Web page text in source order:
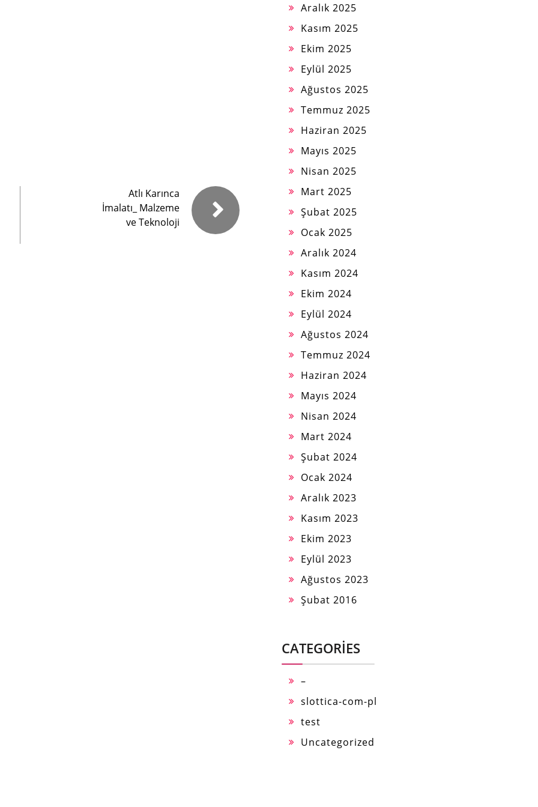
Atlı Karınca
İmalatı_ Malzeme
ve Teknoloji
Aralık 2025
Kasım 2025
Ekim 2025
Eylül 2025
Ağustos 2025
Temmuz 2025
Haziran 2025
Mayıs 2025
Nisan 2025
Mart 2025
Şubat 2025
Ocak 2025
Aralık 2024
Kasım 2024
Ekim 2024
Eylül 2024
Ağustos 2024
Temmuz 2024
Haziran 2024
Mayıs 2024
Nisan 2024
Mart 2024
Şubat 2024
Ocak 2024
Aralık 2023
Kasım 2023
Ekim 2023
Eylül 2023
Ağustos 2023
Şubat 2016
CATEGORIES
–
slottica-com-pl
test
Uncategorized